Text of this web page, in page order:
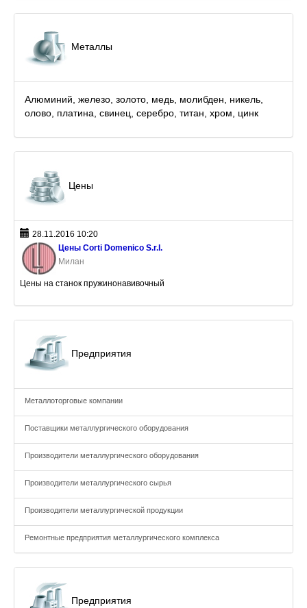
Металлы
Алюминий, железо, золото, медь, молибден, никель,
олово, платина, свинец, серебро, титан, хром, цинк
Цены
28.11.2016 10:20
Цены Corti Domenico S.r.l.
Милан
Цены на станок пружинонавивочный
Предприятия
Металлоторговые компании
Поставщики металлургического оборудования
Производители металлургического оборудования
Производители металлургического сырья
Производители металлургической продукции
Ремонтные предприятия металлургического комплекса
Предприятия